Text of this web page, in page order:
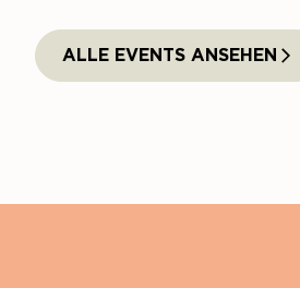
ALLE EVENTS ANSEHEN